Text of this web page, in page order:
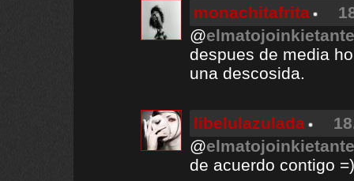
monachitafrita
@elmatojoinkietante
despues de media
una descosida.
libelulazulada
@elmatojoinkietante
de acuerdo contigo =)